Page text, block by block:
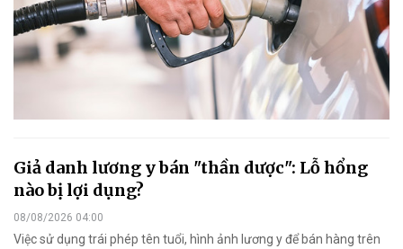
Giả danh lương y bán "thần dược": Lỗ hổng
nào bị lợi dụng?
08/08/2026 04:00
Việc sử dụng trái phép tên tuổi, hình ảnh lương y để bán hàng trên